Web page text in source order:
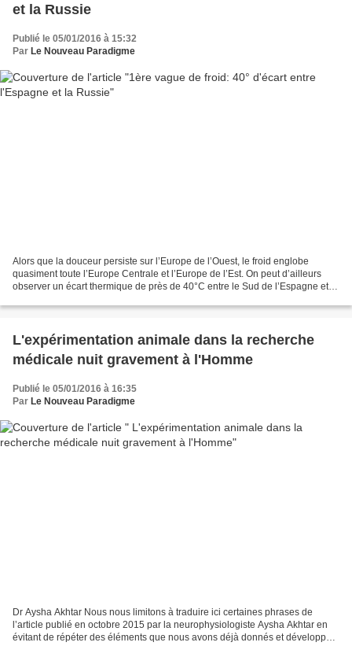
et la Russie
Publié le 05/01/2016 à 15:32
Par Le Nouveau Paradigme
Alors que la douceur persiste sur l’Europe de l’Ouest, le froid englobe
quasiment toute l’Europe Centrale et l’Europe de l’Est. On peut d’ailleurs
observer un écart thermique de près de 40°C entre le Sud de l’Espagne et
L'expérimentation animale dans la recherche
médicale nuit gravement à l'Homme
Publié le 05/01/2016 à 16:35
Par Le Nouveau Paradigme
Dr Aysha Akhtar Nous nous limitons à traduire ici certaines phrases de
l’article publié en octobre 2015 par la neurophysiologiste Aysha Akhtar en
évitant de répéter des éléments que nous avons déjà donnés et développés